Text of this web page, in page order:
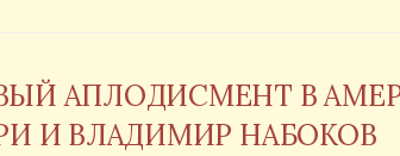
АПЛОДИСМЕНТ В
И ВЛАДИМИР НАБОКОВ